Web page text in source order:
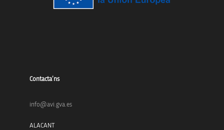
Contacta’ns
info@avi.gva.es
ALACANT